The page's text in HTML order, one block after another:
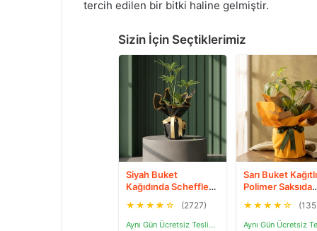
tercih edilen bir bitki haline gelmiştir.
Sizin İçin Seçtiklerimiz
Siyah Buket
Kağıdında Schefflera
★ ★ ★ ★ ☆ (2727)
Aynı Gün Ücretsiz Teslimat
Sarı Buket Kağıtlı
Polimer Saksıda
★ ★ ★ ★ ☆